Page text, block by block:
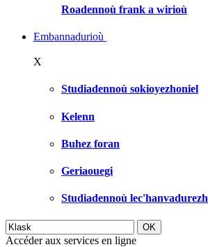
Roadennoù frank a wirioù
Embannadurioù
X
Studiadennoù sokioyezhoniel
Kelenn
Buhez foran
Geriaouegi
Studiadennoù lec'hanvadurezh
Accéder aux services en ligne